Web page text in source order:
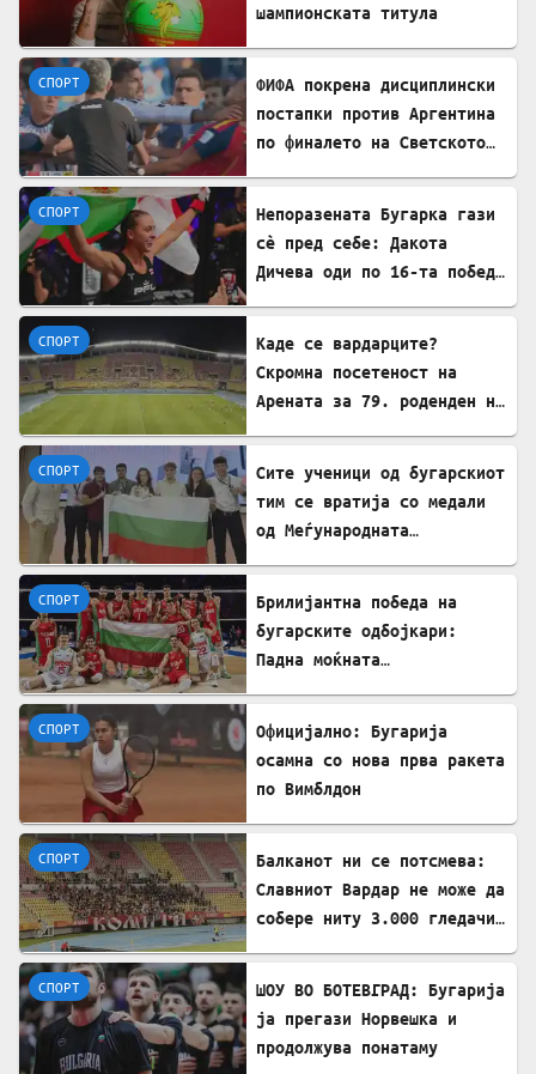
шампионската титула
СПОРТ
ФИФА покрена дисциплински
постапки против Аргентина
по финалето на Светското
СПОРТ
Непоразената Бугарка гази
сè пред себе: Дакота
Дичева оди по 16-та победа
СПОРТ
Каде се вардарците?
Скромна посетеност на
Арената за 79. роденден на
СПОРТ
​Сите ученици од бугарскиот
тим се вратија со медали
од Меѓународната
СПОРТ
Брилијантна победа на
бугарските одбојкари:
Падна моќната
СПОРТ
Официјално: Бугарија
осамна со нова прва ракета
по Вимблдон
СПОРТ
Балканот ни се потсмева:
Славниот Вардар не може да
собере ниту 3.000 гледачи
СПОРТ
ШОУ ВО БОТЕВГРАД: Бугарија
ја прегази Норвешка и
продолжува понатаму